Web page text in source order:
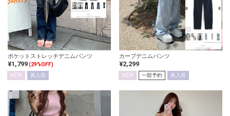
ポケットストレッチデニムパンツ
¥1,799(29%OFF)
NEW
再入荷
カーブデニムパンツ
¥2,299
NEW 一部予約 再入荷